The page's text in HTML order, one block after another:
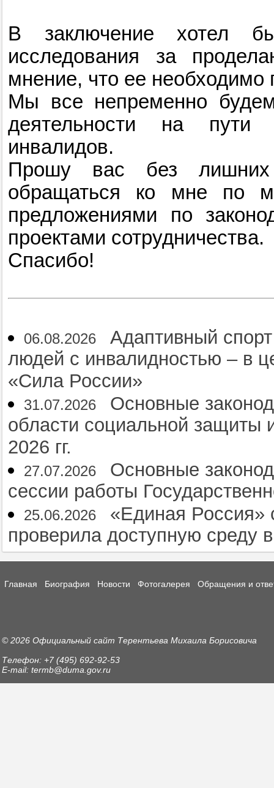
В заключение хотел бы
исследования за
мнение, что ее необходимо
Мы все непременно
деятельности на пути
инвалидов.
Прошу вас без
обращаться ко мне по
предложениями по
проектами сотрудничества.
Спасибо!
06.08.2026 Адаптивный
людей с инвалидностью – в
«Сила России»
31.07.2026 Основные
области социальной защиты
2026 гг.
27.07.2026 Основные
сессии работы
25.06.2026 «Единая Россия»
проверила доступную среду
Главная Биография Новости Фотогалерея Обращения и
© 2026 Официальный сайт Терентьева Михаила Борисовича
Телефон: +7 (495) 692-92-53
E-mail: termb@duma.gov.ru